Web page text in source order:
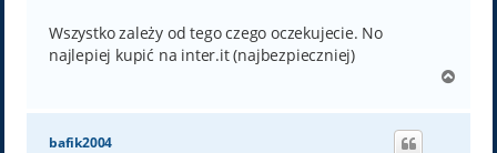
Wszystko zależy od tego czego oczekujecie. No
najlepiej kupić na inter.it (najbezpieczniej)
g
bafik2004